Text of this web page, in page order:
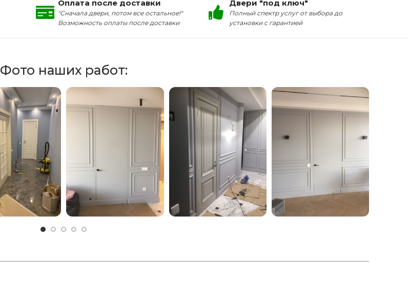
Оплата после доставки
"Сначала двери, потом все остальное!"
Возможность оплаты после доставки
Двери "под ключ"
Полный спектр услуг от выбора до
установки с гарантией
Фото наших работ: